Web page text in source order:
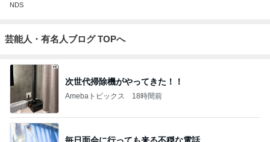
NDS
芸能人・有名人ブログ TOPへ
次世代掃除機がやってきた！！
Amebaトピックス 18時間前
毎日面会に行っても来る不穏な電話